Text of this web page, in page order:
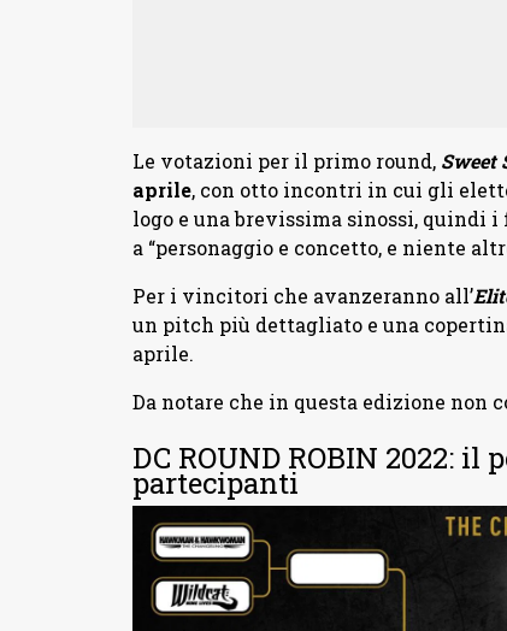
Le votazioni per il primo round, Sweet
aprile, con otto incontri in cui gli
logo e una brevissima sinossi, quindi
a “personaggio e concetto, e niente
Per i vincitori che avanzeranno all’
un pitch più dettagliato e una
aprile.
Da notare che in questa edizione non
DC ROUND ROBIN 2022:
partecipanti